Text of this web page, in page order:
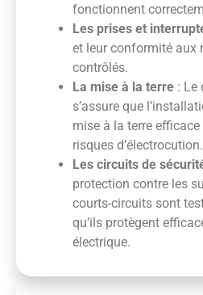
fonctionnent
Les prises et
et leur conformité aux
contrôlés.
La mise à la terre : Le
s’assure que
mise à la terre
risques d’électrocution.
Les circuits de
protection contre les
courts-circuits sont
qu’ils protègent
électrique.